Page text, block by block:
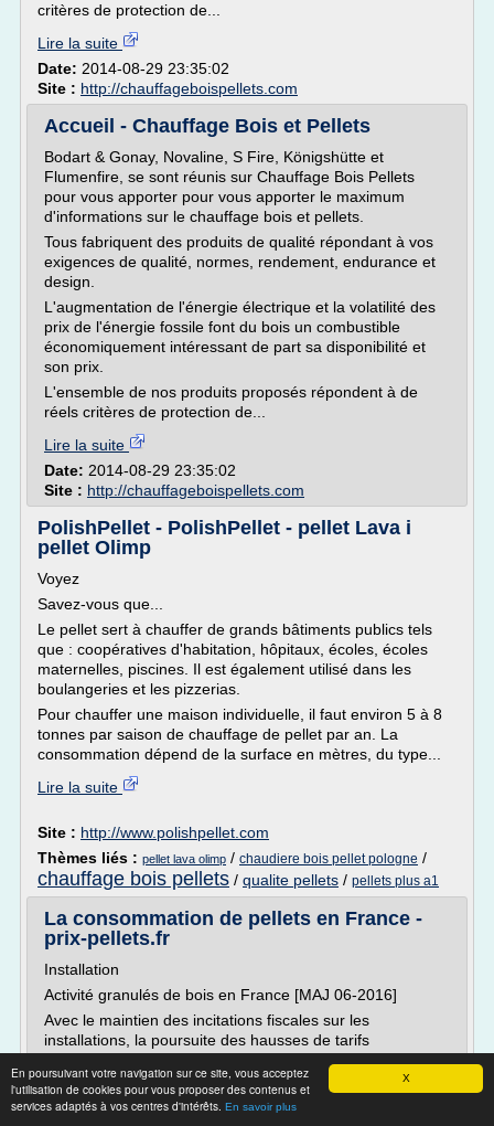
X
En poursuivant votre navigation sur ce site, vous acceptez
l'utilisation de cookies pour vous proposer des contenus et
services adaptés à vos centres d'intérêts. En savoir plus
critères de protection de...
Lire la suite
Date: 2014-08-29 23:35:02
Site : http://chauffageboispellets.com
Accueil - Chauffage Bois et Pellets
Bodart & Gonay, Novaline, S Fire, Königshütte et
Flumenfire, se sont réunis sur Chauffage Bois Pellets
pour vous apporter pour vous apporter le maximum
d'informations sur le chauffage bois et pellets.
Tous fabriquent des produits de qualité répondant à vos
exigences de qualité, normes, rendement, endurance et
design.
L'augmentation de l'énergie électrique et la volatilité des
prix de l'énergie fossile font du bois un combustible
économiquement intéressant de part sa disponibilité et
son prix.
L'ensemble de nos produits proposés répondent à de
réels critères de protection de...
Lire la suite
Date: 2014-08-29 23:35:02
Site : http://chauffageboispellets.com
PolishPellet - PolishPellet - pellet Lava i
pellet Olimp
Voyez
Savez-vous que...
Le pellet sert à chauffer de grands bâtiments publics tels
que : coopératives d'habitation, hôpitaux, écoles, écoles
maternelles, piscines. Il est également utilisé dans les
boulangeries et les pizzerias.
Pour chauffer une maison individuelle, il faut environ 5 à 8
tonnes par saison de chauffage de pellet par an. La
consommation dépend de la surface en mètres, du type...
Lire la suite
Site : http://www.polishpellet.com
Thèmes liés : pellet lava olimp / chaudiere bois pellet pologne /
chauffage bois pellets / qualite pellets / pellets plus a1
La consommation de pellets en France -
prix-pellets.fr
Installation
Activité granulés de bois en France [MAJ 06-2016]
Avec le maintien des incitations fiscales sur les
installations, la poursuite des hausses de tarifs
France. Le marché des chaudières à granulés est en
revanche plus difficile, prix du pétrole trés bas malgrès